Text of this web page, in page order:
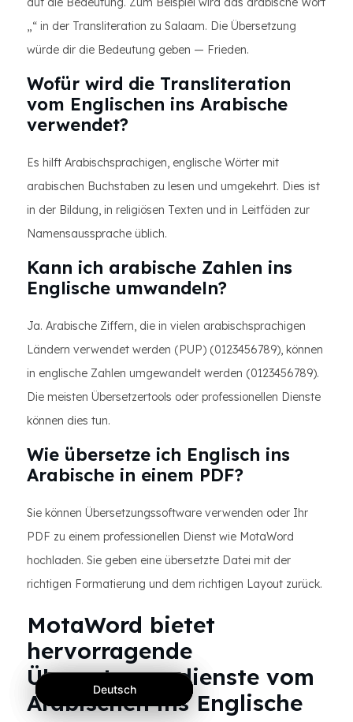
„“ in der Transliteration zu Salaam. Die Übersetzung
würde dir die Bedeutung geben — Frieden.
Wofür wird die Transliteration
vom Englischen ins Arabische
verwendet?
Es hilft Arabischsprachigen, englische Wörter mit
arabischen Buchstaben zu lesen und umgekehrt. Dies ist
in der Bildung, in religiösen Texten und in Leitfäden zur
Namensaussprache üblich.
Kann ich arabische Zahlen ins
Englische umwandeln?
Ja. Arabische Ziffern, die in vielen arabischsprachigen
Ländern verwendet werden (PUP) (0123456789), können
in englische Zahlen umgewandelt werden (0123456789).
Die meisten Übersetzertools oder professionellen Dienste
können dies tun.
Wie übersetze ich Englisch ins
Arabische in einem PDF?
Sie können Übersetzungssoftware verwenden oder Ihr
PDF zu einem professionellen Dienst wie MotaWord
hochladen. Sie geben eine übersetzte Datei mit der
richtigen Formatierung und dem richtigen Layout zurück.
MotaWord bietet
hervorragende
Übersetzungsdienste vom
Arabischen ins Englische
Deutsch
Deutsch
Deutsch